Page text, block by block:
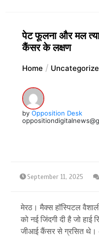
पेट फूलना और मल
कैंसर के लक्षण
Home
by Opposition Desk
September 11, 2025
मेरठ। मैक्स हाॅस्पिटल
को नई जिंदगी दी है जो हाई
जीआई कैंसर से ग्रसित थे।